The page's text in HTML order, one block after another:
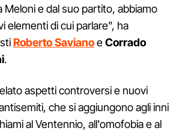
Meloni e dal suo partito, abbiamo
elementi di cui parlare", ha
Roberto SavianoeCorrado
.
aspetti controversi e nuovi
che si aggiungono agli inni
al Ventennio, all'omofobia e al